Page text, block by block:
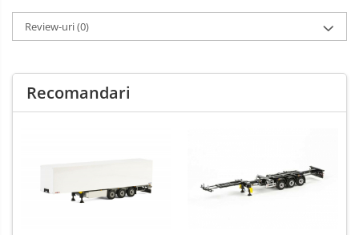
Review-uri(0)
Recomandari